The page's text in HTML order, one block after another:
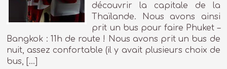
découvrir la capitale de la
Thaïlande. Nous avons ainsi
prit un bus pour faire Phuket –
Bangkok : 11h de route ! Nous avons prit un bus de
nuit, assez confortable (il y avait plusieurs choix de
bus, […]